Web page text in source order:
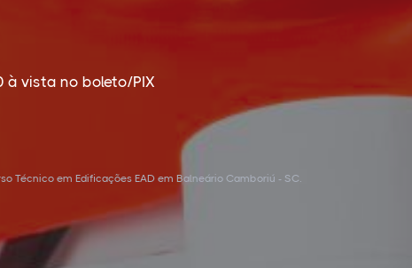
à vista no boleto/PIX
Técnico em Edificações EAD em Balneário Camboriú - SC.